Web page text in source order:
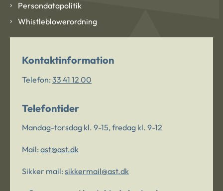
Persondatapolitik
Whistleblowerordning
Kontaktinformation
Telefon: 33 41 12 00
Telefontider
Mandag-torsdag kl. 9-15, fredag kl. 9-12
Mail: ast@ast.dk
Sikker mail: sikkermail@ast.dk